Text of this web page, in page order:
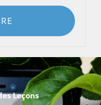
Leçons